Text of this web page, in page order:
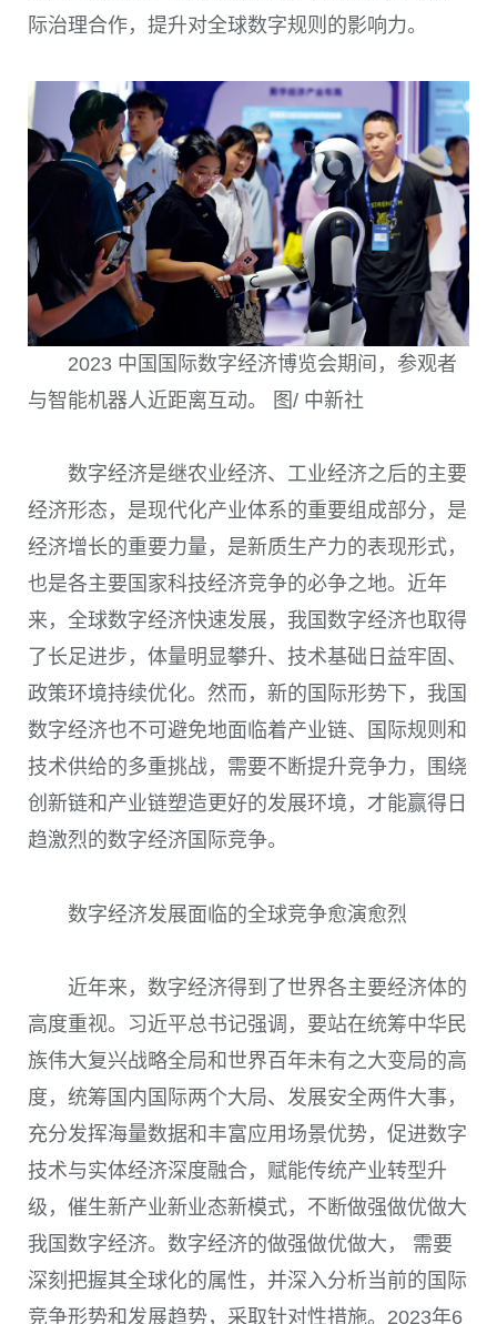
际治理合作，提升对全球数字规则的影响力。
2023 中国国际数字经济博览会期间，参观者
与智能机器人近距离互动。 图/ 中新社
数字经济是继农业经济、工业经济之后的主要
经济形态，是现代化产业体系的重要组成部分，是
经济增长的重要力量，是新质生产力的表现形式，
也是各主要国家科技经济竞争的必争之地。近年
来，全球数字经济快速发展，我国数字经济也取得
了长足进步，体量明显攀升、技术基础日益牢固、
政策环境持续优化。然而，新的国际形势下，我国
数字经济也不可避免地面临着产业链、国际规则和
技术供给的多重挑战，需要不断提升竞争力，围绕
创新链和产业链塑造更好的发展环境，才能赢得日
趋激烈的数字经济国际竞争。
数字经济发展面临的全球竞争愈演愈烈
近年来，数字经济得到了世界各主要经济体的
高度重视。习近平总书记强调，要站在统筹中华民
族伟大复兴战略全局和世界百年未有之大变局的高
度，统筹国内国际两个大局、发展安全两件大事，
充分发挥海量数据和丰富应用场景优势，促进数字
技术与实体经济深度融合，赋能传统产业转型升
级，催生新产业新业态新模式，不断做强做优做大
我国数字经济。数字经济的做强做优做大， 需要
深刻把握其全球化的属性，并深入分析当前的国际
竞争形势和发展趋势，采取针对性措施。2023年6